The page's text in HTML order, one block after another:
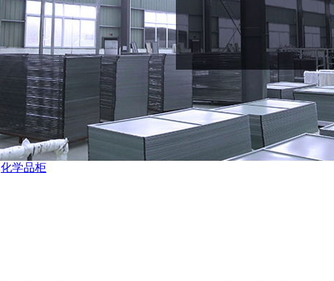
化学品柜